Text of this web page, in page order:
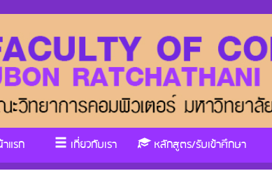
แรก เกี่ยวกับเรา หลักสูตร/รับเข้าศึกษา